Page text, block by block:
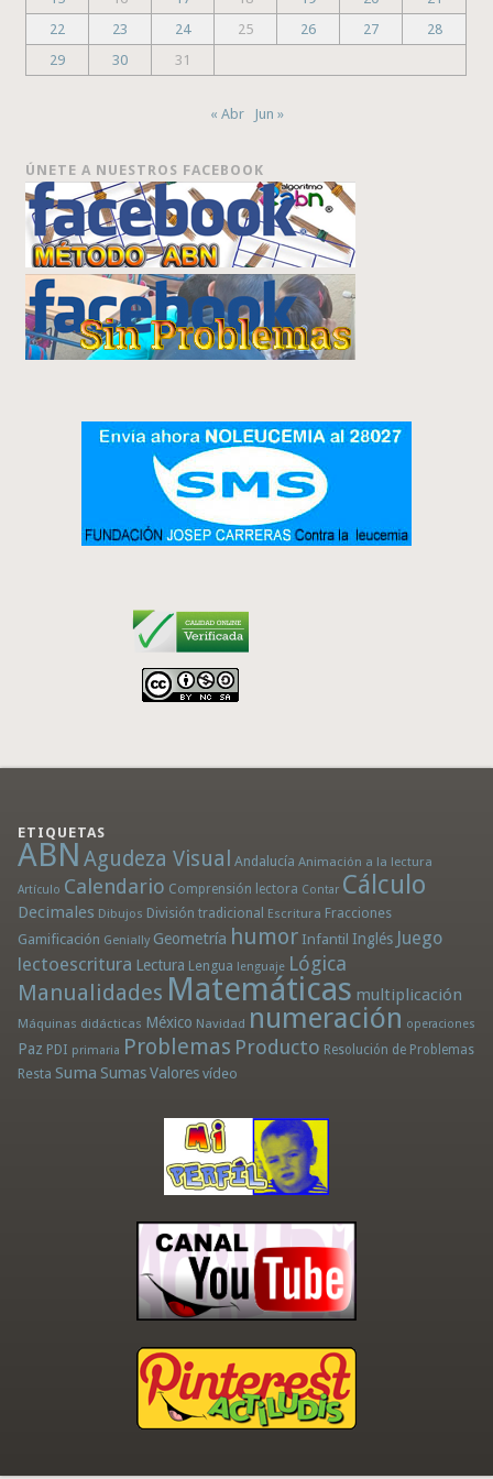
22
23 24 25 26 27
28
29
30 31
« Abr Jun »
ÚNETE A NUESTROS FACEBOOK
ETIQUETAS
ABN Agudeza Visual Andalucía Animación a la lectura
Artículo Calendario Comprensión lectora Contar Cálculo
Decimales Dibujos División tradicional Escritura Fracciones
Gamificación Genially Geometría humor Infantil Inglés Juego
lectoescritura Lectura Lengua lenguaje Lógica
Manualidades Matemáticas multiplicación
Máquinas didácticas México Navidad numeración operaciones
Paz PDI primaria Problemas Producto Resolución de Problemas
Resta Suma Sumas Valores vídeo